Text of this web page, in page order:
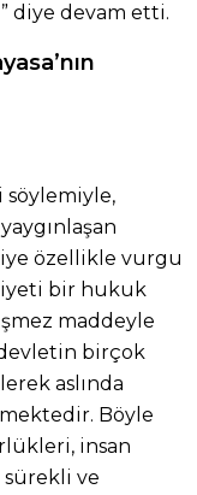
diye devam etti.
söylemiyle,
özellikle vurgu
bir hukuk
maddeyle
devletin birçok
aslında
Böyle
insan
sürekli ve